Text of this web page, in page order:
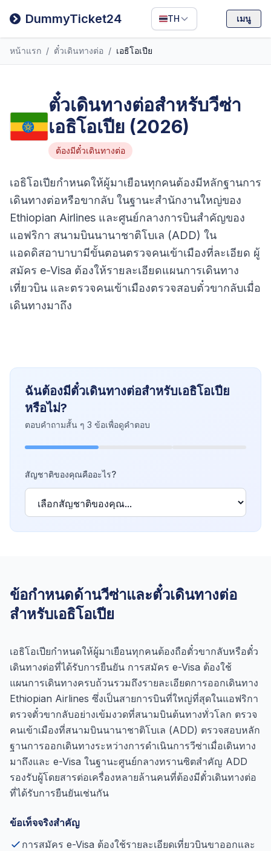
DummyTicket24 TH
Filipino
Deutsch
เมนู
หน้าแรก / ตั๋วเดินทางต่อ / เอธิโอเปีย
ตั๋วเดินทางต่อสำหรับวีซ่า
เอธิโอเปีย (2026)
ต้องมีตั๋วเดินทางต่อ
เอธิโอเปียกำหนดให้ผู้มาเยือนทุกคนต้องมีหลักฐานการ
เดินทางต่อหรือขากลับ ในฐานะสำนักงานใหญ่ของ
Ethiopian Airlines และศูนย์กลางการบินสำคัญของ
แอฟริกา สนามบินนานาชาติโบเล (ADD) ใน
แอดดิสอาบาบามีขั้นตอนตรวจคนเข้าเมืองที่ละเอียด ผู้
สมัคร e-Visa ต้องให้รายละเอียดแผนการเดินทาง
เที่ยวบิน และตรวจคนเข้าเมืองตรวจสอบตั๋วขากลับเมื่อ
เดินทางมาถึง
ฉันต้องมีตั๋วเดินทางต่อสำหรับเอธิโอเปีย
หรือไม่?
ตอบคำถามสั้น ๆ 3 ข้อเพื่อดูคำตอบ
สัญชาติของคุณคืออะไร?
ข้อกำหนดด้านวีซ่าและตั๋วเดินทางต่อ
สำหรับเอธิโอเปีย
เอธิโอเปียกำหนดให้ผู้มาเยือนทุกคนต้องถือตั๋วขากลับหรือตั๋ว
เดินทางต่อที่ได้รับการยืนยัน การสมัคร e-Visa ต้องใช้
แผนการเดินทางครบถ้วนรวมถึงรายละเอียดการออกเดินทาง
Ethiopian Airlines ซึ่งเป็นสายการบินที่ใหญ่ที่สุดในแอฟริกา
ตรวจตั๋วขากลับอย่างเข้มงวดที่สนามบินต้นทางทั่วโลก ตรวจ
คนเข้าเมืองที่สนามบินนานาชาติโบเล (ADD) ตรวจสอบหลัก
ฐานการออกเดินทางระหว่างการดำเนินการวีซ่าเมื่อเดินทาง
มาถึงและ e-Visa ในฐานะศูนย์กลางทรานซิตสำคัญ ADD
รองรับผู้โดยสารต่อเครื่องหลายล้านคนที่ต้องมีตั๋วเดินทางต่อ
ที่ได้รับการยืนยันเช่นกัน
ข้อเท็จจริงสำคัญ
การสมัคร e-Visa ต้องใช้รายละเอียดเที่ยวบินขาออกและ